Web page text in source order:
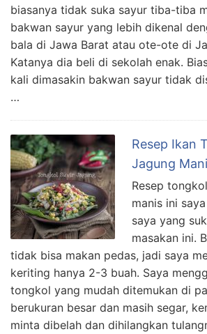
biasanya tidak suka sayur tiba-tiba
bakwan sayur yang lebih dikenal
bala di Jawa Barat atau ote-ote di
Katanya dia beli di sekolah enak.
kali dimasakin bakwan sayur tidak
…
Resep Ikan
Jagung
Resep
manis ini
saya yang
masakan ini.
tidak bisa makan pedas, jadi saya
keriting hanya 2-3 buah. Saya
tongkol yang mudah ditemukan di
berukuran besar dan masih segar,
minta dibelah dan dihilangkan